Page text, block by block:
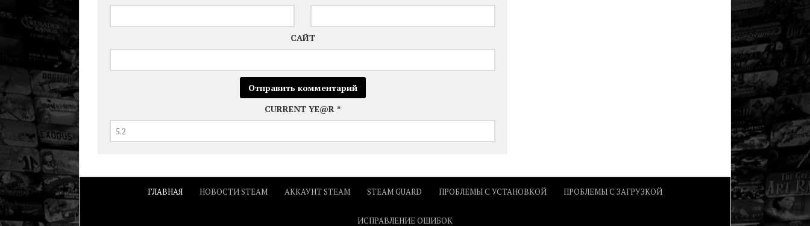
САЙТ
CURRENT YE@R *
ГЛАВНАЯ НОВОСТИ STEAM АККАУНТ STEAM STEAM GUARD ПРОБЛЕМЫ С УСТАНОВКОЙ ПРОБЛЕМЫ С ЗАГРУЗКОЙ
ИСПРАВЛЕНИЕ ОШИБОК